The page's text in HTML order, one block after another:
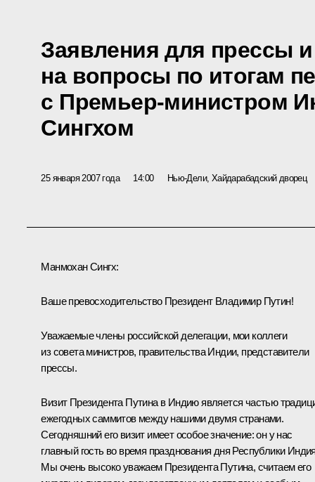
Заявления для прессы
на вопросы по итогам
с Премьер-министром
Сингхом
25 января 2007 года 14:00 Нью-Дели, Хайдарабадский дворец
Манмохан Сингх:
Ваше превосходительство Президент Владимир Путин!
Уважаемые члены российской делегации, мои коллеги
из совета министров, правительства Индии, представители
прессы.
Визит Президента Путина в Индию является частью
ежегодных саммитов между нашими двумя странами.
Сегодняшний его визит имеет особое значение: он у нас
главный гость во время празднования дня Республики
Мы очень высоко уважаем Президента Путина, считаем его